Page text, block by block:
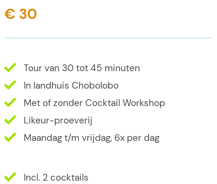
€ 30
Tour van 30 tot 45 minuten
In landhuis Chobolobo
Met of zonder Cocktail Workshop
Likeur-proeverij
Maandag t/m vrijdag, 6x per dag
Incl. 2 cocktails